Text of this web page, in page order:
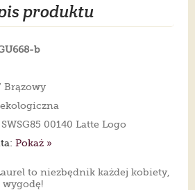
produktu
b
Brązowy
SWSG85 00140 Latte Logo
Pokaż »
to niezbędnik każdej kobiety,